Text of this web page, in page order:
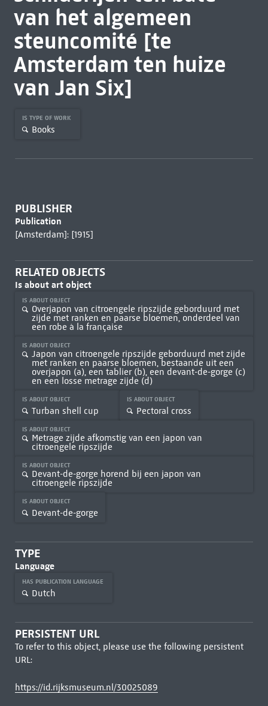
van het algemeen
steuncomité [te
Amsterdam ten huize
van Jan Six]
IS TYPE OF WORK
Books
PUBLISHER
Publication
[Amsterdam]: [1915]
RELATED OBJECTS
Is about art object
IS ABOUT OBJECT
Overjapon van citroengele ripszijde geborduurd met
zijde met ranken en paarse bloemen, onderdeel van
een robe à la française
IS ABOUT OBJECT
Japon van citroengele ripszijde geborduurd met zijde
met ranken en paarse bloemen, bestaande uit een
overjapon (a), een tablier (b), een devant-de-gorge (c)
en een losse metrage zijde (d)
IS ABOUT OBJECT
Turban shell cup
IS ABOUT OBJECT
Pectoral cross
IS ABOUT OBJECT
Metrage zijde afkomstig van een japon van
citroengele ripszijde
IS ABOUT OBJECT
Devant-de-gorge horend bij een japon van
citroengele ripszijde
IS ABOUT OBJECT
Devant-de-gorge
TYPE
Language
HAS PUBLICATION LANGUAGE
Dutch
PERSISTENT URL
To refer to this object, please use the following persistent
URL:
https://id.rijksmuseum.nl/30025089